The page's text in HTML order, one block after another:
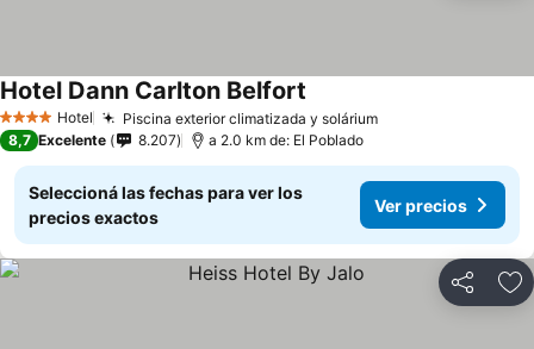
4 EstrellasHotel Piscina exterior climatizada y solárium
Hotel Dann Carlton Belfort
8,7 Excelente 8.207 a 2.0 km de: El Poblado
Seleccioná las fechas para ver los
precios exactos
Ver precios
Compartir